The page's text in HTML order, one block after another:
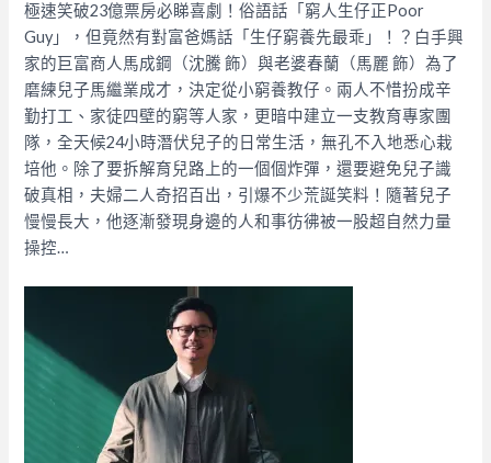
極速笑破23億票房必睇喜劇！俗語話「窮人生仔正Poor
Guy」，但竟然有對富爸媽話「生仔窮養先最乖」！？白手興
家的巨富商人馬成鋼（沈騰 飾）與老婆春蘭（馬麗 飾）為了
磨練兒子馬繼業成才，決定從小窮養教仔。兩人不惜扮成辛
勤打工、家徒四壁的窮等人家，更暗中建立一支教育專家團
隊，全天候24小時潛伏兒子的日常生活，無孔不入地悉心栽
培他。除了要拆解育兒路上的一個個炸彈，還要避免兒子識
破真相，夫婦二人奇招百出，引爆不少荒誕笑料！隨著兒子
慢慢長大，他逐漸發現身邊的人和事彷彿被一股超自然力量
操控…